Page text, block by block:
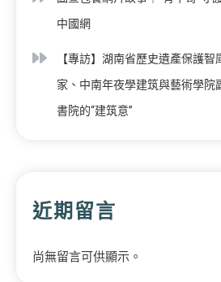
中國網
【專訪】湖南省歷史遺產保護
家、中南年夜學建筑與藝術學院
書院的“建筑意”
近期留言
尚無留言可供顯示。